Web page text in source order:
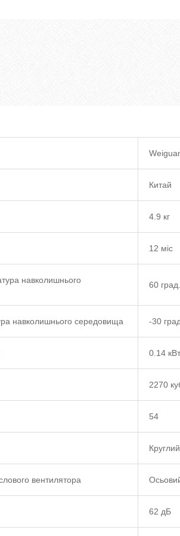
Китай
4.9 кг
12 міс
навколишнього
60 град.
навколишнього середовища -30
0.14 кВт
2270
54
Круглий
вентилятора
62 дБ